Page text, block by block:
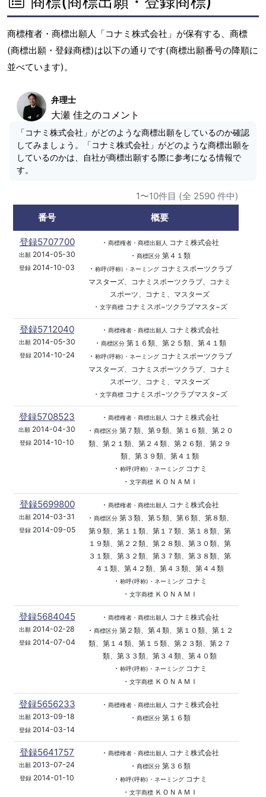
商標権者・商標出願人「コナミ株式会社」が保有する、商標
(商標出願・登録商標)は以下の通りです(商標出願番号の降順に
並べています)。
弁理士
大瀬 佳之のコメント
「コナミ株式会社」がどのような商標出願をしているのか確認
してみましょう。「コナミ株式会社」がどのような商標出願を
しているのかは、自社が商標出願する際に参考になる情報で
す。
1〜10件目 (全 2590 件中)
番号
概要
登録5707700
出願2014-05-30
登録 2014-10-03
・ 商標権者・商標出願人
コナミ株式会社
・ 商標区分第４１類
・ 称呼(呼称)・ネーミングコナミスポーツクラブ
マスターズ、コナミスポーツクラブ、コナミ
スポーツ、コナミ、マスターズ
・ 文字商標コナミスポ−ツクラブマスタ−ズ
登録5712040
出願2014-05-30
登録2014-10-24
・ 商標権者・商標出願人
コナミ株式会社
・ 商標区分第１６類、第２５類、第４１類
・ 称呼(呼称)・ネーミングコナミスポーツクラブ
マスターズ、コナミスポーツクラブ、コナミ
スポーツ、コナミ、マスターズ
・ 文字商標コナミスポ−ツクラブマスタ−ズ
登録5708523
出願 2014-04-30
登録 2014-10-10
・ 商標権者・商標出願人
コナミ株式会社
・ 商標区分第７類、第９類、第１６類、第２０
類、第２１類、第２４類、第２６類、第２９
類、第３９類、第４１類
・ 称呼(呼称)・ネーミングコナミ
・ 文字商標ＫＯＮＡＭＩ
登録5699800
出願 2014-03-31
登録2014-09-05
・ 商標権者・商標出願人
コナミ株式会社
・ 商標区分第３類、第５類、第６類、第８類、
第９類、第１１類、第１７類、第１８類、第
１９類、第２２類、第２８類、第３０類、第
３１類、第３２類、第３７類、第３８類、第
４１類、第４２類、第４３類、第４４類
・ 称呼(呼称)・ネーミングコナミ
・ 文字商標ＫＯＮＡＭＩ
登録5684045
出願 2014-02-28
登録2014-07-04
・ 商標権者・商標出願人
コナミ株式会社
・ 商標区分第２類、第４類、第１０類、第１２
類、第１４類、第１５類、第２３類、第２７
類、第３３類、第３４類、第４０類
・ 称呼(呼称)・ネーミングコナミ
・ 文字商標ＫＯＮＡＭＩ
登録5656233
出願 2013-09-18
登録 2014-03-14
・ 商標権者・商標出願人
コナミ株式会社
・ 商標区分第１６類
登録5641757
出願 2013-07-24
登録 2014-01-10
・ 商標権者・商標出願人
コナミ株式会社
・ 商標区分第３６類
・ 称呼(呼称)・ネーミングコナミ
・ 文字商標ＫＯＮＡＭＩ